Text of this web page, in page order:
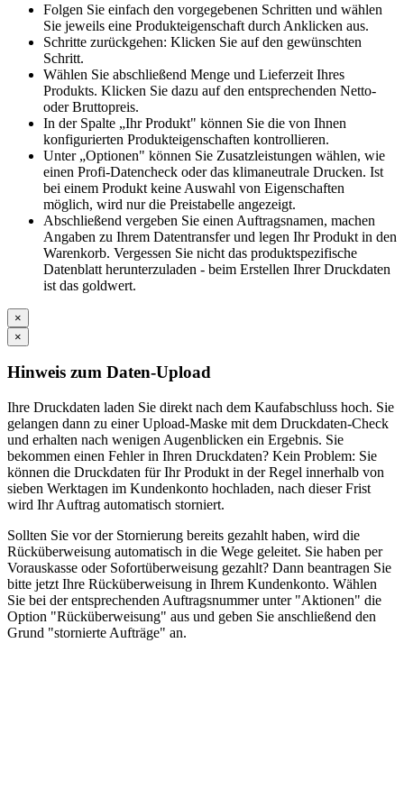
Folgen Sie einfach den vorgegebenen Schritten und wählen
Sie jeweils eine Produkteigenschaft durch Anklicken aus.
Schritte zurückgehen: Klicken Sie auf den gewünschten
Schritt.
Wählen Sie abschließend Menge und Lieferzeit Ihres
Produkts. Klicken Sie dazu auf den entsprechenden Netto-
oder Bruttopreis.
In der Spalte „Ihr Produkt" können Sie die von Ihnen
konfigurierten Produkteigenschaften kontrollieren.
Unter „Optionen" können Sie Zusatzleistungen wählen, wie
einen Profi-Datencheck oder das klimaneutrale Drucken. Ist
bei einem Produkt keine Auswahl von Eigenschaften
möglich, wird nur die Preistabelle angezeigt.
Abschließend vergeben Sie einen Auftragsnamen, machen
Angaben zu Ihrem Datentransfer und legen Ihr Produkt in den
Warenkorb. Vergessen Sie nicht das produktspezifische
Datenblatt herunterzuladen - beim Erstellen Ihrer Druckdaten
ist das goldwert.
×
×
Hinweis zum Daten-Upload
Ihre Druckdaten laden Sie direkt nach dem Kaufabschluss hoch. Sie
gelangen dann zu einer Upload-Maske mit dem Druckdaten-Check
und erhalten nach wenigen Augenblicken ein Ergebnis. Sie
bekommen einen Fehler in Ihren Druckdaten? Kein Problem: Sie
können die Druckdaten für Ihr Produkt in der Regel innerhalb von
sieben Werktagen im Kundenkonto hochladen, nach dieser Frist
wird Ihr Auftrag automatisch storniert.
Sollten Sie vor der Stornierung bereits gezahlt haben, wird die
Rücküberweisung automatisch in die Wege geleitet. Sie haben per
Vorauskasse oder Sofortüberweisung gezahlt? Dann beantragen Sie
bitte jetzt Ihre Rücküberweisung in Ihrem Kundenkonto. Wählen
Sie bei der entsprechenden Auftragsnummer unter "Aktionen" die
Option "Rücküberweisung" aus und geben Sie anschließend den
Grund "stornierte Aufträge" an.